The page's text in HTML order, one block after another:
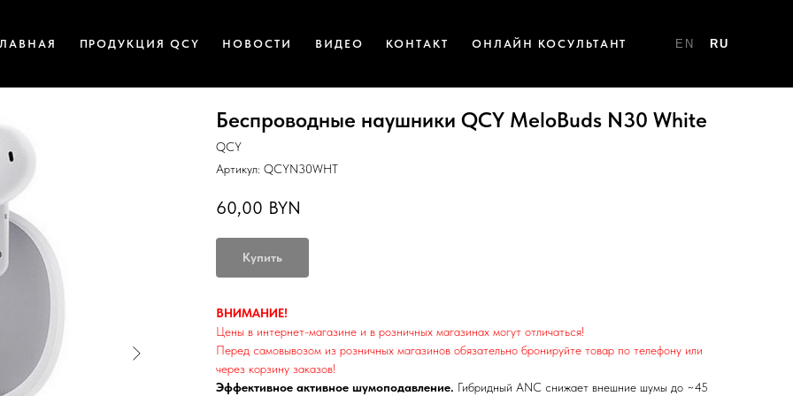
ПРОДУКЦИЯ QCY НОВОСТИ ВИДЕО КОНТАКТ ОНЛАЙН КОСУЛЬТАНТ EN RU
Беспроводные наушники QCY MeloBuds N30 White
QCY
Артикул: QCYN30WHT
60,00 BYN
Купить
ВНИМАНИЕ!
Цены в интернет-магазине и в розничных магазинах могут отличаться!
Перед самовывозом из розничных магазинов обязательно бронируйте товар по телефону или
через корзину заказов!
Эффективное активное шумоподавление. Гибридный ANC снижает внешние шумы до ~45